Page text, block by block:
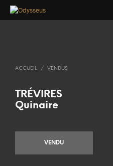
ACCUEIL / VENDUS
TRÉVIRES
Quinaire
VENDU